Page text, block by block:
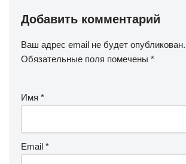
Добавить комментарий
Ваш адрес email не будет опубликован.
Обязательные поля помечены *
Имя *
Email *